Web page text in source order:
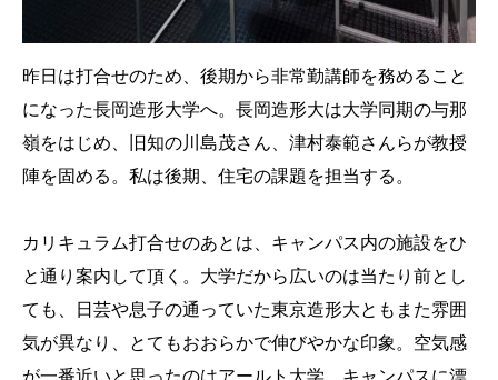
昨日は打合せのため、後期から非常勤講師を務めること
になった長岡造形大学へ。長岡造形大は大学同期の与那
嶺をはじめ、旧知の川島茂さん、津村泰範さんらが教授
陣を固める。私は後期、住宅の課題を担当する。
カリキュラム打合せのあとは、キャンパス内の施設をひ
と通り案内して頂く。大学だから広いのは当たり前とし
ても、日芸や息子の通っていた東京造形大ともまた雰囲
気が異なり、とてもおおらかで伸びやかな印象。空気感